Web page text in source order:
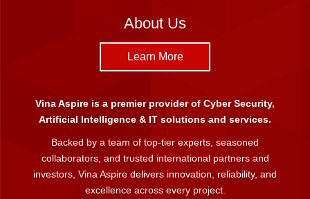
About Us
Learn More
Vina Aspire is a premier provider of Cyber Security,
Artificial Intelligence & IT solutions and services.
Backed by a team of top-tier experts, seasoned
collaborators, and trusted international partners and
investors, Vina Aspire delivers innovation, reliability, and
excellence across every project.